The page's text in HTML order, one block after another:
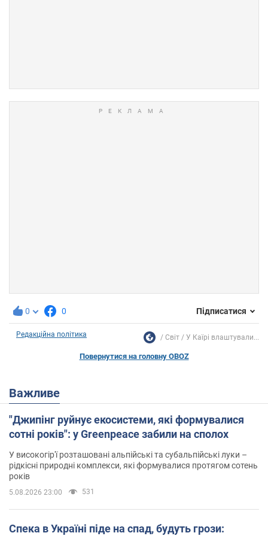
0 0 Підписатися
Редакційна політика Світ У Каїрі влаштували...
Повернутися на головну OBOZ
Важливе
"Джипінг руйнує екосистеми, які формувалися
сотні років": у Greenpeace забили на сполох
У високогір'ї розташовані альпійські та субальпійські луки –
рідкісні природні комплекси, які формувалися протягом сотень
років
5.08.2026 23:00 531
Спека в Україні піде на спад, будуть грози: